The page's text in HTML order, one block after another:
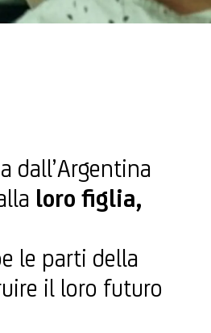
dall’Argentina
loro figlia,
le parti della
il loro futuro